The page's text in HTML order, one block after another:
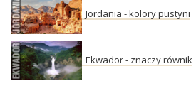
Jordania - kolory pustyni
Ekwador - znaczy równik